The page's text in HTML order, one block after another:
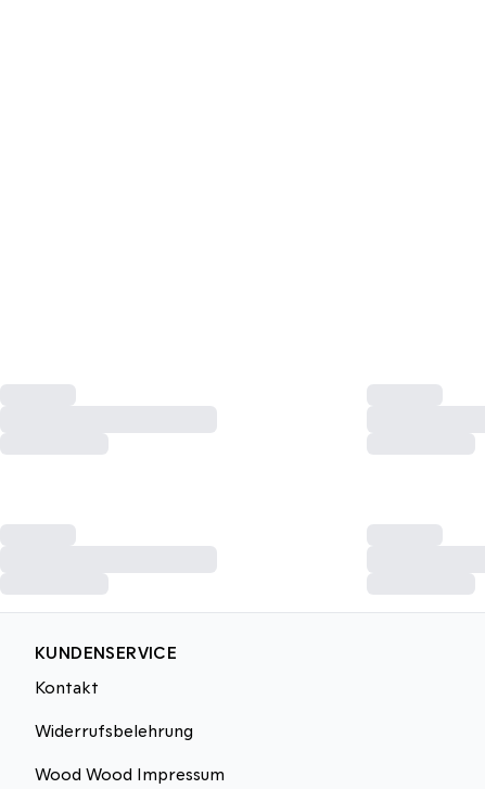
KUNDENSERVICE
Kontakt
Widerrufsbelehrung
Wood Wood Impressum